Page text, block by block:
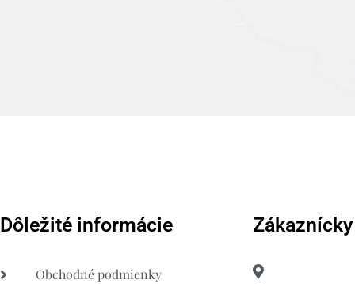
Dôležité informácie
Obchodné podmienky